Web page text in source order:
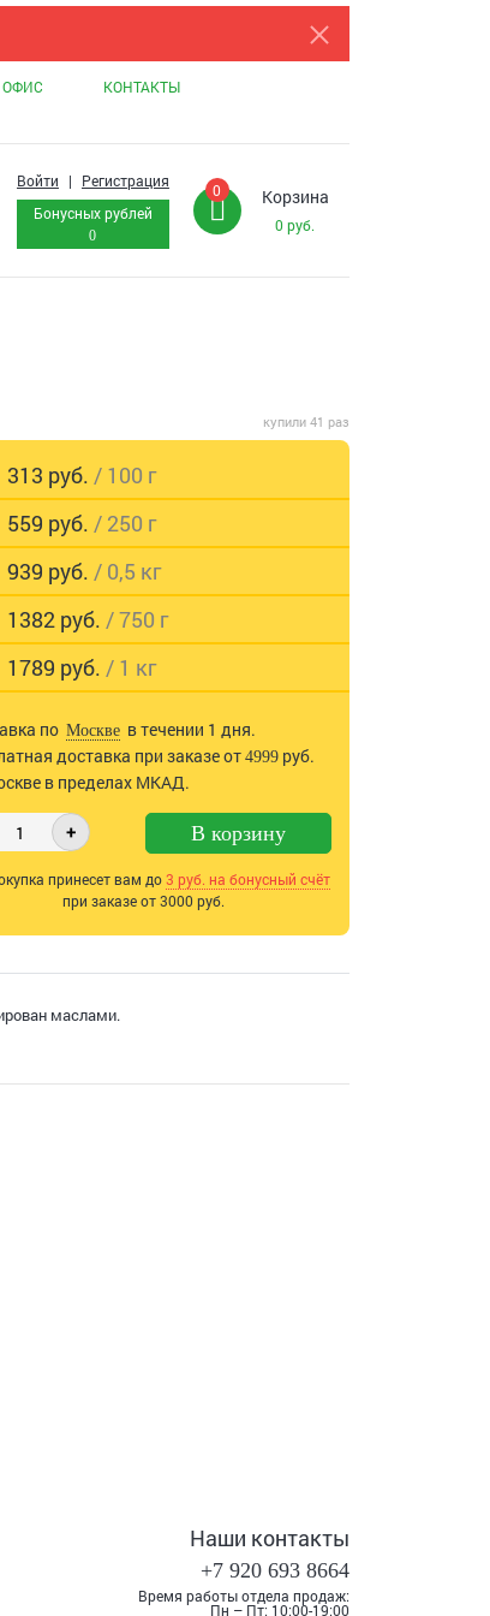
ОФИС
КОНТАКТЫ
Войти |
Регистрация
Бонусных рублей
0
0 Корзина
0 руб.
купили 41 раз
313 руб. / 100 г
559 руб. / 250 г
939 руб. / 0,5 кг
1382 руб. / 750 г
1789 руб. / 1 кг
по Москве в течении 1 дня.
доставка при заказе от 4999руб.
в пределах МКАД.
+ В корзину
принесет вам до3 руб. на бонусный счёт
при заказе от 3000 руб.
маслами.
Наши контакты
+7 920 693 8664
Время работы отдела продаж:
Пн – Пт: 10:00-19:00